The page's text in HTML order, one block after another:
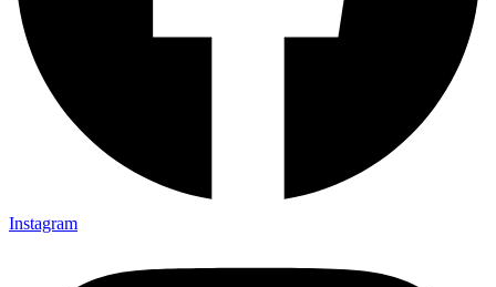
Instagram